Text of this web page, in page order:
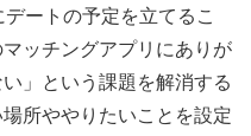
ートの予定を立てるこ
ッチングアプリにありが
」という課題を解消する
所ややりたいことを設定